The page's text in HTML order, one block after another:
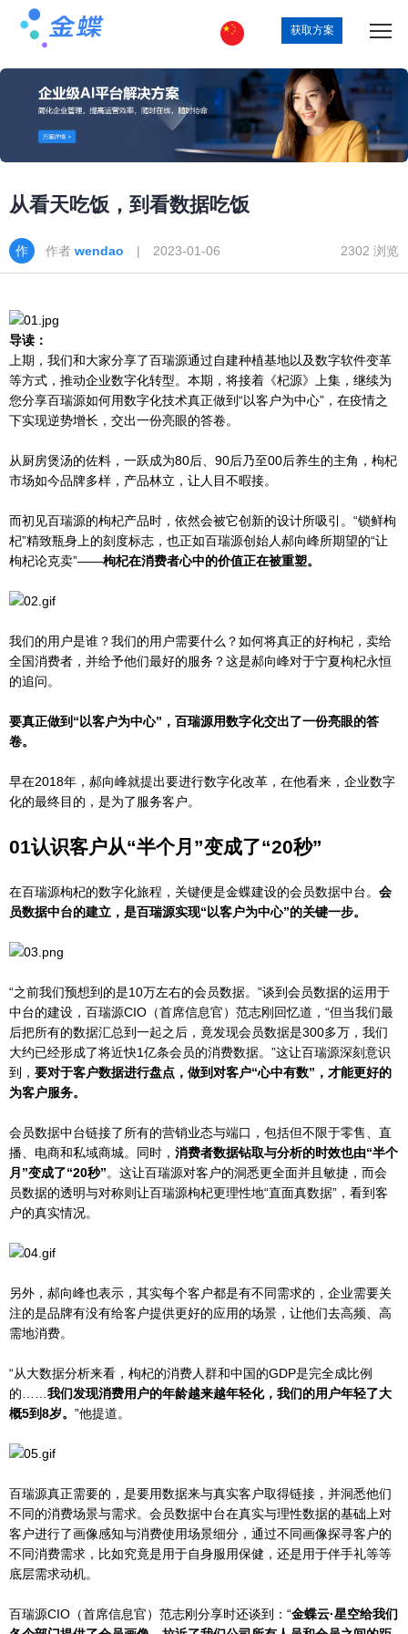
获取方案
从看天吃饭，到看数据吃饭
作者 wendao | 2023-01-06 2302 浏览
导读：
上期，我们和大家分享了百瑞源通过自建种植基地以及数字软件变革
等方式，推动企业数字化转型。本期，将接着《杞源》上集，继续为
您分享百瑞源如何用数字化技术真正做到“以客户为中心”，在疫情之
下实现逆势增长，交出一份亮眼的答卷。
从厨房煲汤的佐料，一跃成为80后、90后乃至00后养生的主角，枸杞
市场如今品牌多样，产品林立，让人目不暇接。
而初见百瑞源的枸杞产品时，依然会被它创新的设计所吸引。“锁鲜枸
杞”精致瓶身上的刻度标志，也正如百瑞源创始人郝向峰所期望的“让
枸杞论克卖”——枸杞在消费者心中的价值正在被重塑。
我们的用户是谁？我们的用户需要什么？如何将真正的好枸杞，卖给
全国消费者，并给予他们最好的服务？这是郝向峰对于宁夏枸杞永恒
的追问。
要真正做到“以客户为中心”，百瑞源用数字化交出了一份亮眼的答
卷。
早在2018年，郝向峰就提出要进行数字化改革，在他看来，企业数字
化的最终目的，是为了服务客户。
01认识客户从“半个月”变成了“20秒”
在百瑞源枸杞的数字化旅程，关键便是金蝶建设的会员数据中台。 会
员数据中台的建立，是百瑞源实现“以客户为中心”的关键一步。
“之前我们预想到的是10万左右的会员数据。”谈到会员数据的运用于
中台的建设，百瑞源CIO（首席信息官）范志刚回忆道，“但当我们最
后把所有的数据汇总到一起之后，竟发现会员数据是300多万，我们
大约已经形成了将近快1亿条会员的消费数据。”这让百瑞源深刻意识
到， 要对于客户数据进行盘点，做到对客户“心中有数”，才能更好的
为客户服务。
会员数据中台链接了所有的营销业态与端口，包括但不限于零售、直
播、电商和私域商城。同时， 消费者数据钻取与分析的时效也由“半个
月”变成了“20秒”。这让百瑞源对客户的洞悉更全面并且敏捷，而会
员数据的透明与对称则让百瑞源枸杞更理性地“直面真数据”，看到客
户的真实情况。
另外，郝向峰也表示，其实每个客户都是有不同需求的，企业需要关
注的是品牌有没有给客户提供更好的应用的场景，让他们去高频、高
需地消费。
“从大数据分析来看，枸杞的消费人群和中国的GDP是完全成比例
的…… 我们发现消费用户的年龄越来越年轻化，我们的用户年轻了大
概5到8岁。 ”他提道。
百瑞源真正需要的，是要用数据来与真实客户取得链接，并洞悉他们
不同的消费场景与需求。会员数据中台在真实与理性数据的基础上对
客户进行了画像感知与消费使用场景细分，通过不同画像探寻客户的
不同消费需求，比如究竟是用于自身服用保健，还是用于伴手礼等等
底层需求动机。
百瑞源CIO（首席信息官）范志刚分享时还谈到：“金蝶云·星空给我们